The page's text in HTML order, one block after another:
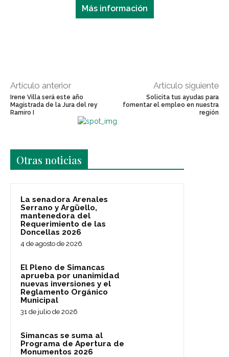
Más información
Artículo anterior
Irene Villa será este año
Magistrada de la Jura del rey
Ramiro I
Artículo siguiente
Solicita tus ayudas para
fomentar el empleo en nuestra
región
Otras noticias
La senadora Arenales
Serrano y Argüello,
mantenedora del
Requerimiento de las
Doncellas 2026
4 de agosto de 2026
El Pleno de Simancas
aprueba por unanimidad
nuevas inversiones y el
Reglamento Orgánico
Municipal
31 de julio de 2026
Simancas se suma al
Programa de Apertura de
Monumentos 2026